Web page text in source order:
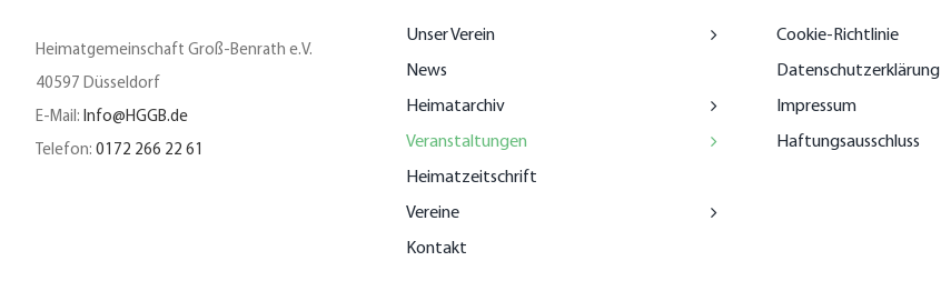
Heimatgemeinschaft Groß-Benrath e.V.
40597 Düsseldorf
E-Mail: Info@HGGB.de
Telefon: 0172 266 22 61
Unser Verein
News
Heimatarchiv
Veranstaltungen
Heimatzeitschrift
Vereine
Kontakt
Cookie-Richtlinie
Datenschutzerklärung
Impressum
Haftungsausschluss